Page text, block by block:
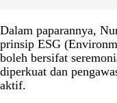
Dalam paparannya,
prinsip ESG
boleh bersifat
diperkuat dan
aktif.